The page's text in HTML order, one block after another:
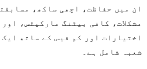
ان میں حفاظت، اچھی ساکھ،
مشکلات، کافی بیٹنگ مارکیٹس،
اختیارات اور کم فیس کے ساتھ
شعبہ شامل ہے۔